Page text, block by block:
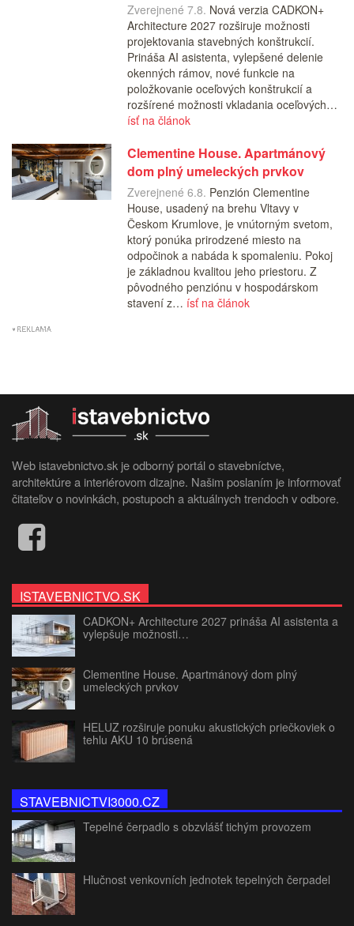
Zverejnené 7.8. Nová verzia CADKON+
Architecture 2027 rozširuje možnosti
projektovania stavebných konštrukcií.
Prináša AI asistenta, vylepšené delenie
okenných rámov, nové funkcie na
položkovanie oceľových konštrukcií a
rozšírené možnosti vkladania oceľových…
ísť na článok
Clementine House. Apartmánový
dom plný umeleckých prvkov
Zverejnené 6.8. Penzión Clementine
House, usadený na brehu Vltavy v
Českom Krumlove, je vnútorným svetom,
ktorý ponúka prirodzené miesto na
odpočinok a nabáda k spomaleniu. Pokoj
je základnou kvalitou jeho priestoru. Z
pôvodného penziónu v hospodárskom
stavení z… ísť na článok
Web istavebnictvo.sk je odborný portál o stavebníctve,
architektúre a interiérovom dizajne. Našim poslaním je informovať
čitateľov o novinkách, postupoch a aktuálnych trendoch v odbore.
ISTAVEBNICTVO.SK
CADKON+ Architecture 2027 prináša AI asistenta a
vylepšuje možnosti…
Clementine House. Apartmánový dom plný
umeleckých prvkov
HELUZ rozširuje ponuku akustických priečkoviek o
tehlu AKU 10 brúsená
STAVEBNICTVI3000.CZ
Tepelné čerpadlo s obzvlášť tichým provozem
Hlučnost venkovních jednotek tepelných čerpadel